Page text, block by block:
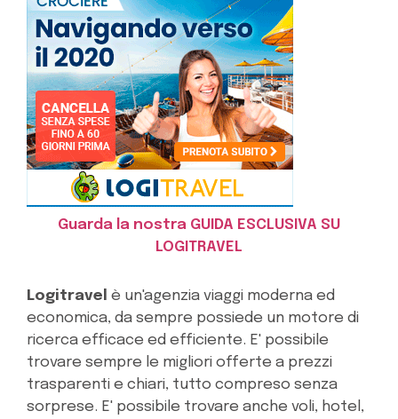
Guarda la nostra GUIDA ESCLUSIVA SU
LOGITRAVEL
Logitravel è un'agenzia viaggi moderna ed
economica, da sempre possiede un motore di
ricerca efficace ed efficiente. E' possibile
trovare sempre le migliori offerte a prezzi
trasparenti e chiari, tutto compreso senza
sorprese. E' possibile trovare anche voli, hotel,